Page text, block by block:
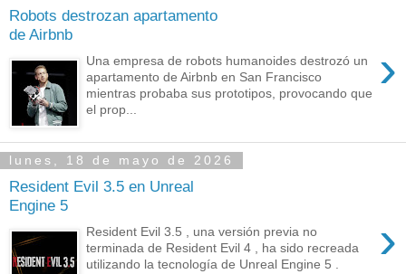
Robots destrozan apartamento
de Airbnb
›
Una empresa de robots humanoides destrozó un
apartamento de Airbnb en San Francisco
mientras probaba sus prototipos, provocando que
el prop...
lunes, 18 de mayo de 2026
Resident Evil 3.5 en Unreal
Engine 5
›
Resident Evil 3.5 , una versión previa no
terminada de Resident Evil 4 , ha sido recreada
utilizando la tecnología de Unreal Engine 5 .